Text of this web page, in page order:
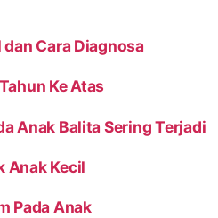
dan Cara Diagnosa
Ke Atas
Anak Balita Sering Terjadi
Anak Kecil
Pada Anak